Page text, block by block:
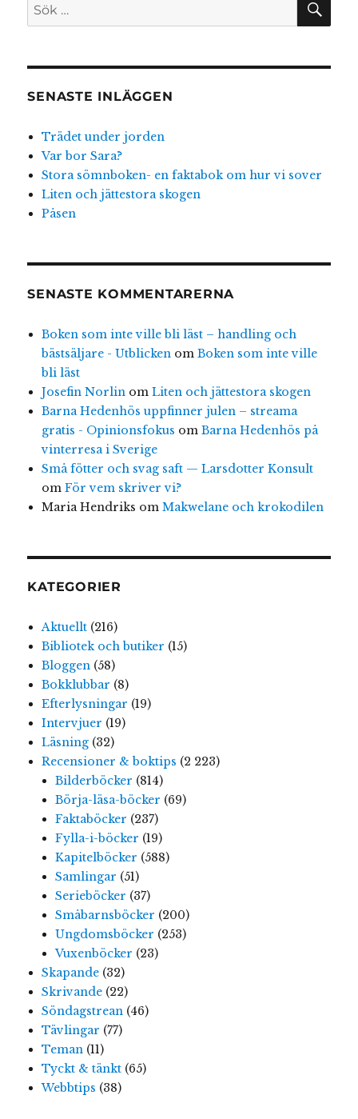
SENASTE INLÄGGEN
Trädet under jorden
Var bor Sara?
Stora sömnboken- en faktabok om hur vi sover
Liten och jättestora skogen
Påsen
SENASTE KOMMENTARERNA
Boken som inte ville bli läst – handling och
bästsäljare - Utblicken om Boken som inte ville
bli läst
Josefin Norlin om Liten och jättestora skogen
Barna Hedenhös uppfinner julen – streama
gratis - Opinionsfokus om Barna Hedenhös på
vinterresa i Sverige
Små fötter och svag saft — Larsdotter Konsult
om För vem skriver vi?
Maria Hendriks om Makwelane och krokodilen
KATEGORIER
Aktuellt(216)
Bibliotek och butiker (15)
Bloggen(58)
Bokklubbar (8)
Efterlysningar (19)
Intervjuer (19)
Läsning(32)
Recensioner & boktips (2 223)
Bilderböcker (814)
Börja-läsa-böcker (69)
Faktaböcker (237)
Fylla-i-böcker (19)
Kapitelböcker (588)
Samlingar (51)
Serieböcker (37)
Småbarnsböcker (200)
Ungdomsböcker (253)
Vuxenböcker (23)
Skapande(32)
Skrivande(22)
Söndagstrean(46)
Tävlingar (77)
Teman(11)
Tyckt & tänkt(65)
Webbtips (38)